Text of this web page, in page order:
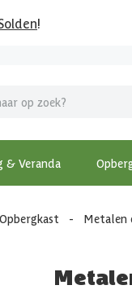
!
& Veranda
Opbergkast - Metalen